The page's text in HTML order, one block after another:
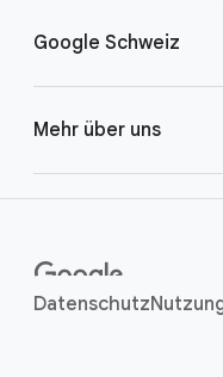
Google Schweiz
Brand Resource
Karriere
Kontakt
Mehr über uns
Datenschutz